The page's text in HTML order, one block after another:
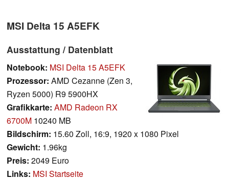
MSI Delta 15 A5EFK
Ausstattung / Datenblatt
Notebook: MSI Delta 15 A5EFK
Prozessor: AMD Cezanne (Zen 3,
Ryzen 5000) R9 5900HX
Grafikkarte: AMD Radeon RX
6700M 10240 MB
Bildschirm: 15.60 Zoll, 16:9, 1920 x 1080 Pixel
Gewicht: 1.96kg
Preis: 2049 Euro
Links: MSI Startseite